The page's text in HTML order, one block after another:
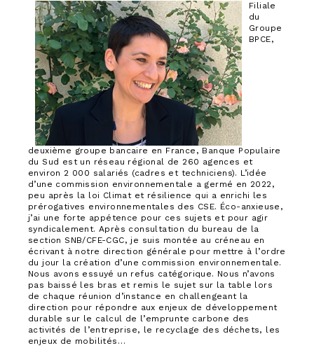
Filiale
du
Groupe
BPCE,
deuxième groupe bancaire en France, Banque Populaire
du Sud est un réseau régional de 260 agences et
environ 2 000 salariés (cadres et techniciens). L’idée
d’une commission environnementale a germé en 2022,
peu après la loi Climat et résilience qui a enrichi les
prérogatives environnementales des CSE. Éco-anxieuse,
j’ai une forte appétence pour ces sujets et pour agir
syndicalement. Après consultation du bureau de la
section SNB/CFE-CGC, je suis montée au créneau en
écrivant à notre direction générale pour mettre à l’ordre
du jour la création d’une commission environnementale.
Nous avons essuyé un refus catégorique. Nous n’avons
pas baissé les bras et remis le sujet sur la table lors
de chaque réunion d’instance en challengeant la
direction pour répondre aux enjeux de développement
durable sur le calcul de l’emprunte carbone des
activités de l’entreprise, le recyclage des déchets, les
enjeux de mobilités…